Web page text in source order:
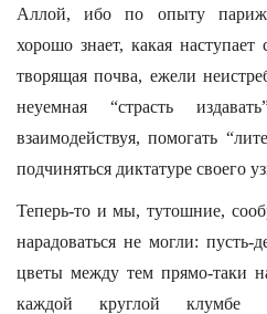
Аллой, ибо по опыту
хорошо знает, какая
творящая почва, ежели
неуемная “страсть
взаимодействуя, помогать
подчиняться диктатуре своего
Теперь-то и мы, тутошние,
нарадоваться не могли:
цветы между тем прямо-таки
каждой круглой клумбе